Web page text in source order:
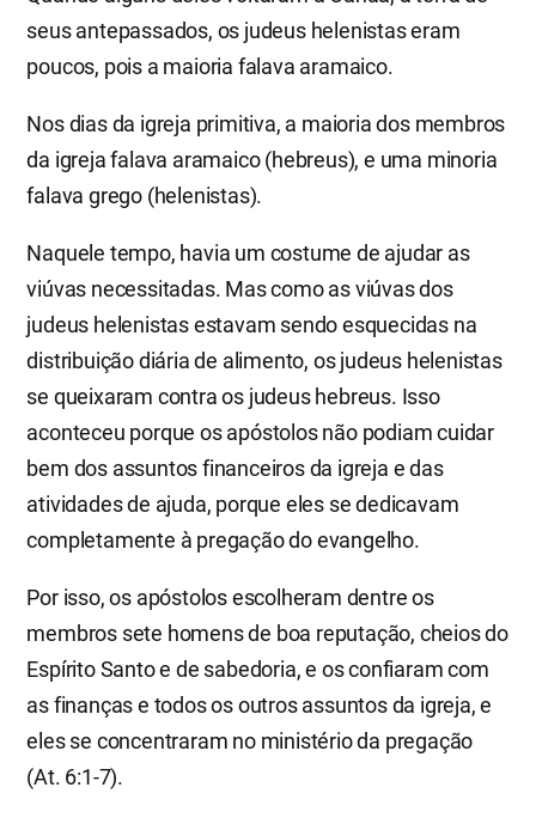
seus antepassados, os judeus helenistas eram
poucos, pois a maioria falava aramaico.
Nos dias da igreja primitiva, a maioria dos membros
da igreja falava aramaico (hebreus), e uma minoria
falava grego (helenistas).
Naquele tempo, havia um costume de ajudar as
viúvas necessitadas. Mas como as viúvas dos
judeus helenistas estavam sendo esquecidas na
distribuição diária de alimento, os judeus helenistas
se queixaram contra os judeus hebreus. Isso
aconteceu porque os apóstolos não podiam cuidar
bem dos assuntos financeiros da igreja e das
atividades de ajuda, porque eles se dedicavam
completamente à pregação do evangelho.
Por isso, os apóstolos escolheram dentre os
membros sete homens de boa reputação, cheios do
Espírito Santo e de sabedoria, e os confiaram com
as finanças e todos os outros assuntos da igreja, e
eles se concentraram no ministério da pregação
(At. 6:1-7).